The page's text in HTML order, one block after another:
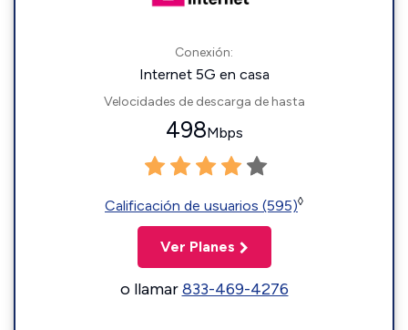
Conexión:
Internet 5G en casa
Velocidades de descarga de hasta
498Mbps
Calificación de usuarios (595)◊
Ver Planes
o llamar833-469-4276